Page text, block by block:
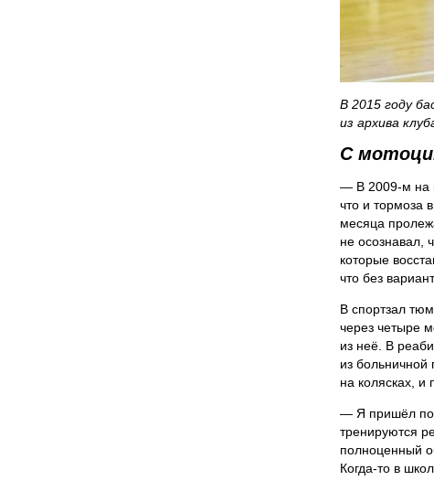
В 2015 году
из архива
С
— В 2009-м на
что и тормоза
месяца
не осознавал,
которые
что без
В спортзал
через четыре
из неё. В
из
на колясках,
— Я пришёл
тренируются
полноценный
Когда-то в